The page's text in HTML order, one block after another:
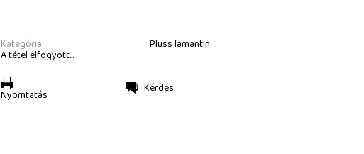
Kategória: Plüss lamantin
A tétel elfogyott...
Nyomtatás Kérdés